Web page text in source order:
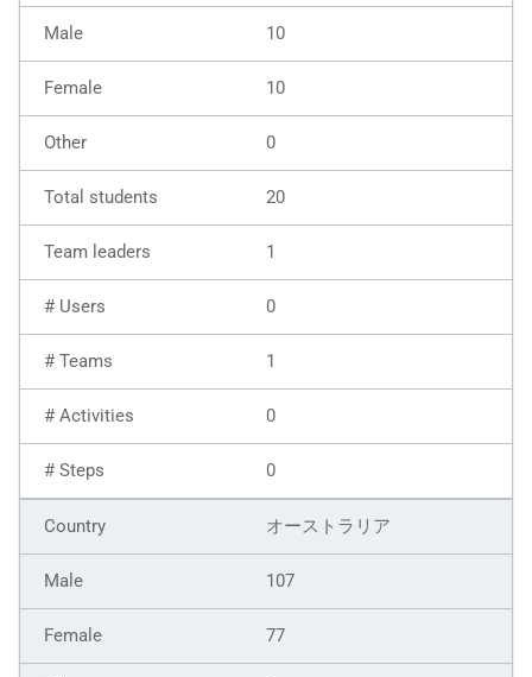
10
10
0
20
1
0
1
0
0
オーストラリア
107
77